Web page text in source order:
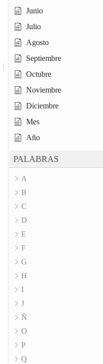
Junio
Julio
Agosto
Septiembre
Octubre
Noviembre
Diciembre
Mes
Año
PALABRAS
A
B
C
D
E
F
G
H
I
J
Ñ
O
P
Q